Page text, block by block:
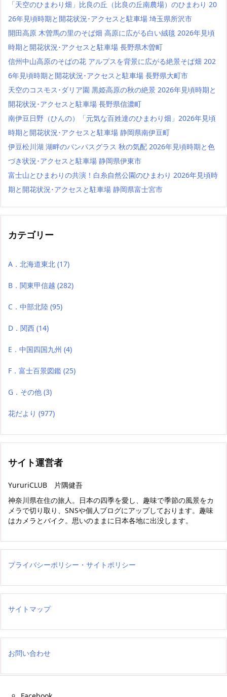
「天空のひまわり畑」比良の丘（比良の丘南農場）のひまわり 20
26年見頃時期と開花状況･アクセスと駐車場 埼玉県所沢市
開田高原 木曽馬の里のそば畑 高原に広がる白い絨毯 2026年見頃
時期と開花状況･アクセスと駐車場 長野県木曽町
信州中山高原のそばの花 アルプスを背景に広がる絶景そば畑 202
6年見頃時期と開花状況･アクセスと駐車場 長野県大町市
天空のコスモス･ダリア園 黒姫高原の秋の絶景 2026年見頃時期と
開花状況･アクセスと駐車場 長野県信濃町
南伊豆日野（ひんの）「元気な百姓達のひまわり畑」2026年見頃
時期と開花状況･アクセスと駐車場 静岡県南伊豆町
伊豆松川湖 湖畔のパンパスグラス 秋の気配 2026年見頃時期と色
づき状況･アクセスと駐車場 静岡県伊東市
富士山とひまわりの共演！白糸自然公園のひまわり 2026年見頃時
期と開花状況･アクセスと駐車場 静岡県富士宮市
カテゴリー
A．北海道東北 (17)
B．関東甲信越 (282)
C．中部北陸 (95)
D．関西 (14)
E．中国四国九州 (4)
F．富士百景図鑑 (25)
G．その他 (3)
花だより (977)
サイト運営者
YururiCLUB 片隅健吾
神奈川県在住の旅人。日本の四季を愛し、趣味で季節の風景をカ
メラで切り取り、SNSや個人ブログにアップしております。趣味
はカメラとバイク。思いのままに日本各地に出没します。
プライバシーポリシー・サイトポリシー
サイトマップ
お問い合わせ